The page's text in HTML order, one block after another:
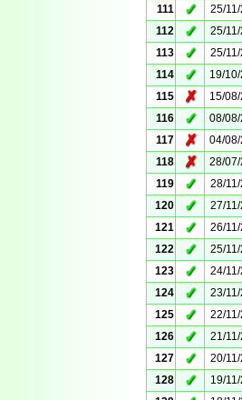
111
✓ 25/
112
✓ 25/
113
✓ 25/
114
✓ 19/
115
✗ 15/
116
✓ 08/
117
✗ 04/
118
✗ 28/
119
✓ 28/
120
✓ 27/
121
✓ 26/
122
✓ 25/
123
✓ 24/
124
✓ 23/
125
✓ 22/
126
✓ 21/
127
✓ 20/
128
✓ 19/